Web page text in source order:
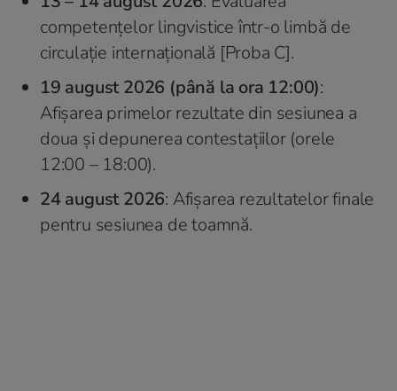
competențelor lingvistice într-o limbă de
circulație internațională [Proba C].
19 august 2026 (până la ora 12:00):
Afișarea primelor rezultate din sesiunea a
doua și depunerea contestațiilor (orele
12:00 – 18:00).
24 august 2026: Afișarea rezultatelor finale
pentru sesiunea de toamnă.